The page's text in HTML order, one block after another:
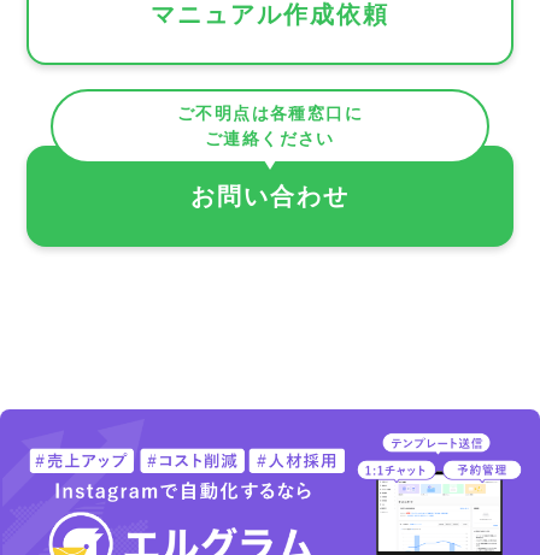
マニュアル作成依頼
ご不明点は各種窓口に
ご連絡ください
お問い合わせ